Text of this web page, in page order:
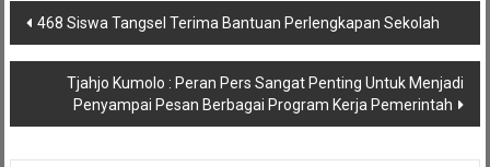
Navigasi
pos
468 Siswa Tangsel Terima Bantuan Perlengkapan Sekolah
Tjahjo Kumolo : Peran Pers Sangat Penting Untuk Menjadi
Penyampai Pesan Berbagai Program Kerja Pemerintah